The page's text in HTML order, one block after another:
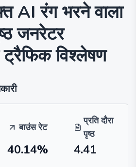
AI रंग भरने वाला
जनरेटर
विश्लेषण
बाउंस रेट
प्रति दौरा
पृष्ठ
40.14% 4.41